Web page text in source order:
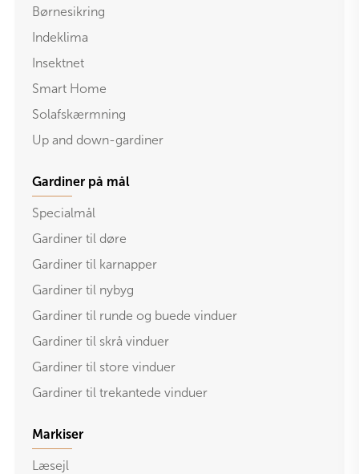
Børnesikring
Indeklima
Insektnet
Smart Home
Solafskærmning
Up and down-gardiner
Gardiner på mål
Specialmål
Gardiner til døre
Gardiner til karnapper
Gardiner til nybyg
Gardiner til runde og buede vinduer
Gardiner til skrå vinduer
Gardiner til store vinduer
Gardiner til trekantede vinduer
Markiser
Læsejl